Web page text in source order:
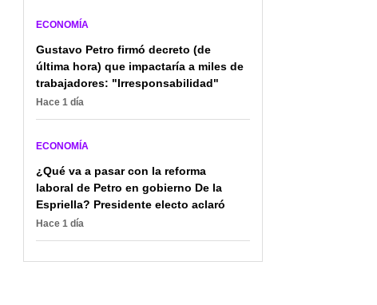
ECONOMÍA
Gustavo Petro firmó decreto (de
última hora) que impactaría a miles de
trabajadores: "Irresponsabilidad"
Hace 1 día
ECONOMÍA
¿Qué va a pasar con la reforma
laboral de Petro en gobierno De la
Espriella? Presidente electo aclaró
Hace 1 día